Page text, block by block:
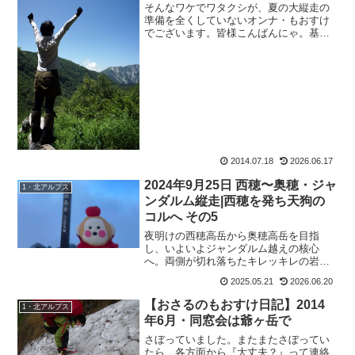
そんなワケでワタクシが、夏の大縦走の
準備を全くしていないオンナ・もおすけ
でございます。皆様こんばんにゃ。基本
2014.07.18 2026.06.17
1・北アルプス
2024年9月25日 西穂〜奥穂・ジャ
ンダルム縦走|西穂を発ち天狗の
コルへ その5
夜明けの西穂高岳から奥穂高岳を目指
し、いよいよジャンダルム越えの核心
へ。両側が切れ落ちたキレッキレの岩稜
クできる天狗のコルへたどり着くまでを
まとめた縦走記その5です。
2025.05.21 2026.06.20
1・北アルプス
【おさるのもおすけ日記】2014
年6月・同窓会は爺ヶ岳で
さぼっていました。またまたさぼってい
たら、各方面から『大丈夫？』って連絡